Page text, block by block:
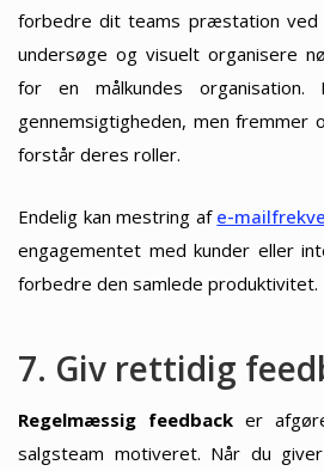
forbedre dit teams præstation
undersøge og visuelt organisere
for en målkundes
gennemsigtigheden, men fremmer
forstår deres roller.
Endelig kan mestring af e-
engagementet med kunder eller
forbedre den samlede produktivitet.
7. Giv rettidig
Regelmæssig feedback er
salgsteam motiveret. Når du